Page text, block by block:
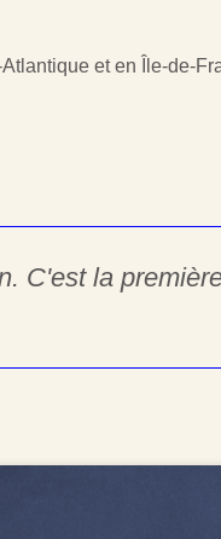
et en Île-de-
C'est la